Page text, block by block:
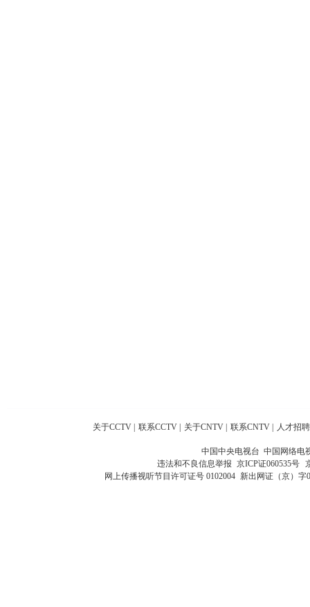
关于CCTV 联系CCTV 关于CNTV 联系CNTV 人才招聘
中国中央电视台 中国网络电
违法和不良信息举报 京ICP证060535号
网上传播视听节目许可证号 0102004 新出网证（京）